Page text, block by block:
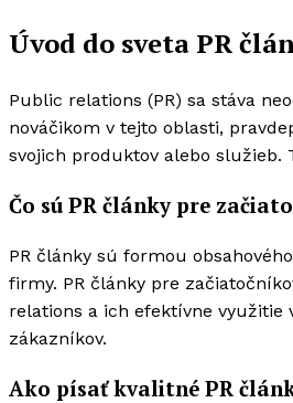
Úvod do sveta PR
Public relations (PR) sa stáva
nováčikom v tejto oblasti,
svojich produktov alebo služieb.
Čo sú PR články pre
PR články sú formou
firmy. PR články pre
relations a ich efektívne využitie
zákazníkov.
Ako písať kvalitné PR